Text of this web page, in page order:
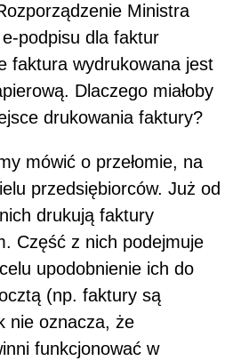
Ministra
podpisu dla faktur
faktura wydrukowana jest
Dlaczego miałoby
drukowania faktury?
mówić o przełomie, na
przedsiębiorców. Już od
drukują faktury
Część z nich podejmuje
upodobnienie ich do
(np. faktury są
nie oznacza, że
funkcjonować w